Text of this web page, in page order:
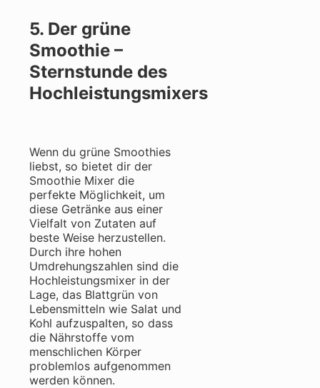
5. Der grüne
Smoothie –
Sternstunde des
Hochleistungsmixers
Wenn du grüne Smoothies
liebst, so bietet dir der
Smoothie Mixer die
perfekte Möglichkeit, um
diese Getränke aus einer
Vielfalt von Zutaten auf
beste Weise herzustellen.
Durch ihre hohen
Umdrehungszahlen sind die
Hochleistungsmixer in der
Lage, das Blattgrün von
Lebensmitteln wie Salat und
Kohl aufzuspalten, so dass
die Nährstoffe vom
menschlichen Körper
problemlos aufgenommen
werden können.